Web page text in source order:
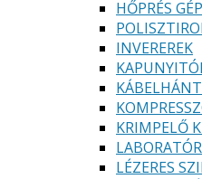
HŐPRÉS
INVEREREK
KRIMPELŐ
LÉZERES